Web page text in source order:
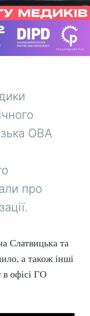
ОВА
про
Слатвицька та
а також інші
в офісі ГО